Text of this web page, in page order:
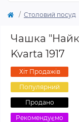
Столовий посуд
Чашка
Kvarta 1917
Хіт Продажів
Популярний
Продано
Рекомендуємо